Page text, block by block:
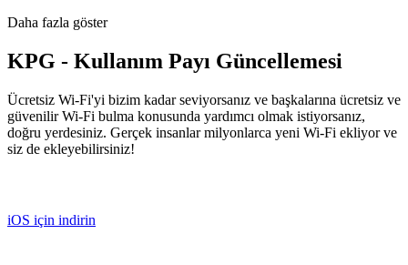
Daha fazla göster
KPG - Kullanım Payı Güncellemesi
Ücretsiz Wi-Fi'yi bizim kadar seviyorsanız ve başkalarına ücretsiz ve
güvenilir Wi-Fi bulma konusunda yardımcı olmak istiyorsanız,
doğru yerdesiniz. Gerçek insanlar milyonlarca yeni Wi-Fi ekliyor ve
siz de ekleyebilirsiniz!
iOS için indirin